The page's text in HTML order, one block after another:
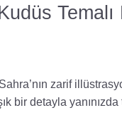
Temalı
zarif
bir detayla yanınızda